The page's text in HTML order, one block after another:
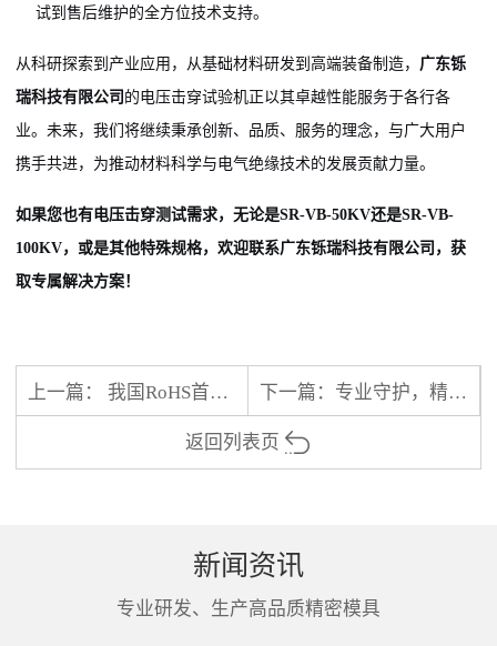
试到售后维护的全方位技术支持。
从科研探索到产业应用，从基础材料研发到高端装备制造， 广东铄
瑞科技有限公司 的电压击穿试验机正以其卓越性能服务于各行各
业。未来，我们将继续秉承创新、品质、服务的理念，与广大用户
携手共进，为推动材料科学与电气绝缘技术的发展贡献力量。
如果您也有电压击穿测试需求，无论是SR-VB-50KV还是SR-VB-
100KV，或是其他特殊规格，欢迎联系广东铄瑞科技有限公司，获
取专属解决方案！
上一篇：我国RoHS首个强制性国标来了！ 下一篇： 专业守护，精准测试｜铄瑞科技SR-VB-50KV电压击穿试验机，为绝缘安全加一道“保险”
返回列表页
新闻资讯
专业研发、生产高品质精密模具